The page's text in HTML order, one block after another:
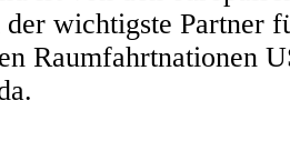
wichtigste Partner
Raumfahrtnationen